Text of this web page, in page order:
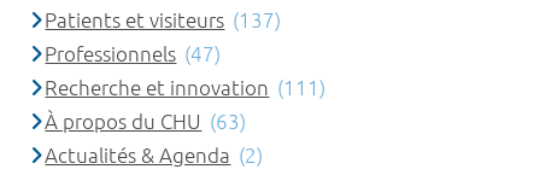
Patients et visiteurs (137)
Professionnels (47)
Recherche et innovation (111)
À propos du CHU (63)
Actualités & Agenda (2)